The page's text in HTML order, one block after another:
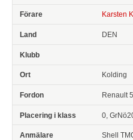
Karsten
DEN
Kolding
Renault
0,
Shell